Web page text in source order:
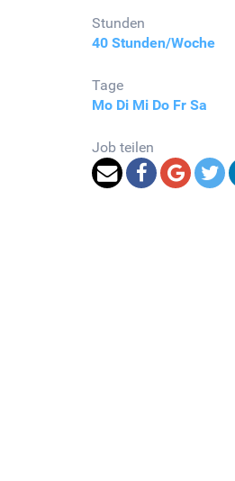
Stunden
40 Stunden/Woche
Tage
Mo Di Mi Do Fr Sa
Job teilen